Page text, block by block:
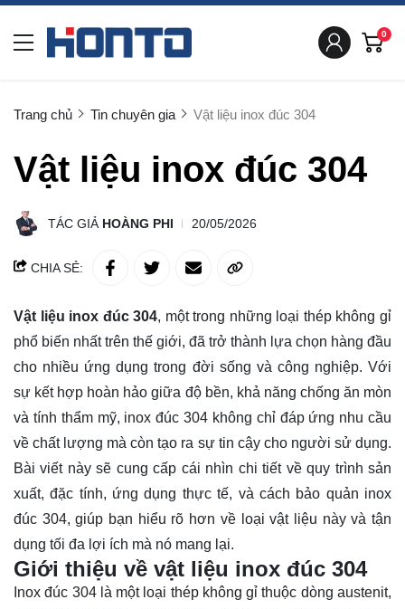
0
Trang chủ Tin chuyên gia Vật liệu inox đúc 304
Vật liệu inox đúc 304
TÁC GIẢ HOÀNG PHI 20/05/2026
CHIA SẺ:
Vật liệu inox đúc 304, một trong những loại thép không gỉ
phổ biến nhất trên thế giới, đã trở thành lựa chọn hàng đầu
cho nhiều ứng dụng trong đời sống và công nghiệp. Với
sự kết hợp hoàn hảo giữa độ bền, khả năng chống ăn mòn
và tính thẩm mỹ, inox đúc 304 không chỉ đáp ứng nhu cầu
về chất lượng mà còn tạo ra sự tin cậy cho người sử dụng.
Bài viết này sẽ cung cấp cái nhìn chi tiết về quy trình sản
xuất, đặc tính, ứng dụng thực tế, và cách bảo quản inox
đúc 304, giúp bạn hiểu rõ hơn về loại vật liệu này và tận
dụng tối đa lợi ích mà nó mang lại.
Giới thiệu về vật liệu inox đúc 304
Inox đúc 304 là một loại thép không gỉ thuộc dòng austenit,